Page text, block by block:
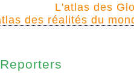
L'atlas des
des réalités du
Reporters